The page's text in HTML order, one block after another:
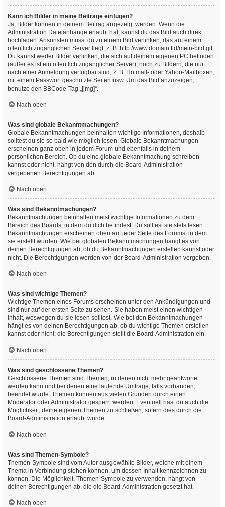
Kann ich Bilder in meine Beiträge einfügen?
Ja, Bilder können in deinem Beitrag angezeigt werden. Wenn die
Administration Dateianhänge erlaubt hat, kannst du das Bild auch direkt
hochladen. Ansonsten musst du zu einem Bild verlinken, das auf einem
öffentlich zugänglichen Server liegt, z. B. http://www.domain.tld/mein-bild.gif.
Du kannst weder Bilder verlinken, die sich auf deinem eigenen PC befinden
(außer es ist ein öffentlich zugänglicher Server), noch zu Bildern, die nur
nach einer Anmeldung verfügbar sind, z. B. Hotmail- oder Yahoo-Mailboxen,
mit einem Passwort geschützte Seiten usw. Um das Bild anzuzeigen,
benutze den BBCode-Tag „[img]“.
Nach oben
Was sind globale Bekanntmachungen?
Globale Bekanntmachungen beinhalten wichtige Informationen, deshalb
solltest du sie so bald wie möglich lesen. Globale Bekanntmachungen
erscheinen ganz oben in jedem Forum und ebenfalls in deinem
persönlichen Bereich. Ob du eine globale Bekanntmachung schreiben
kannst oder nicht, hängt von den durch die Board-Administration
vergebenen Berechtigungen ab.
Nach oben
Was sind Bekanntmachungen?
Bekanntmachungen beinhalten meist wichtige Informationen zu dem
Bereich des Boards, in dem du dich befindest. Du solltest sie stets lesen.
Bekanntmachungen erscheinen oben auf jeder Seite des Forums, in dem
sie erstellt wurden. Wie bei globalen Bekanntmachungen hängt es von
deinen Berechtigungen ab, ob du Bekanntmachungen erstellen kannst oder
nicht. Die Berechtigungen werden von der Board-Administration vergeben.
Nach oben
Was sind wichtige Themen?
Wichtige Themen eines Forums erscheinen unter den Ankündigungen und
sind nur auf der ersten Seite zu sehen. Sie haben meist einen wichtigen
Inhalt, weswegen du sie lesen solltest. Wie bei den Bekanntmachungen
hängt es von deinen Berechtigungen ab, ob du wichtige Themen erstellen
kannst oder nicht; die Berechtigungen stellt die Board-Administration ein.
Nach oben
Was sind geschlossene Themen?
Geschlossene Themen sind Themen, in denen nicht mehr geantwortet
werden kann und bei denen eine laufende Umfrage, falls vorhanden,
beendet wurde. Themen können aus vielen Gründen durch einen
Moderator oder Administrator gesperrt werden. Eventuell hast du auch die
Möglichkeit, deine eigenen Themen zu schließen, sofern dies durch die
Board-Administration erlaubt wurde.
Nach oben
Was sind Themen-Symbole?
Themen-Symbole sind vom Autor ausgewählte Bilder, welche mit einem
Thema in Verbindung stehen können, um dessen Inhalt kennzeichnen zu
können. Die Möglichkeit, Themen-Symbole zu verwenden, hängt von
deinen Berechtigungen ab, die die Board-Administration gesetzt hat.
Nach oben